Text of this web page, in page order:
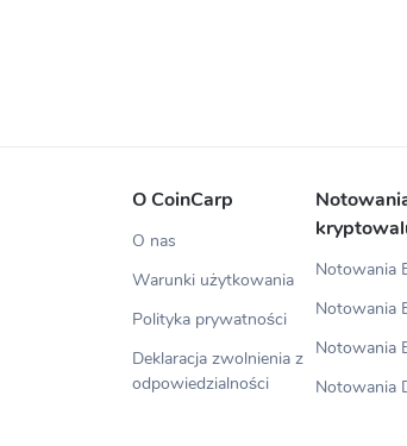
O CoinCarp
O nas
Warunki użytkowania
Polityka prywatności
Deklaracja zwolnienia z
odpowiedzialności
Notowania
Notowania
Notowania
Notowania